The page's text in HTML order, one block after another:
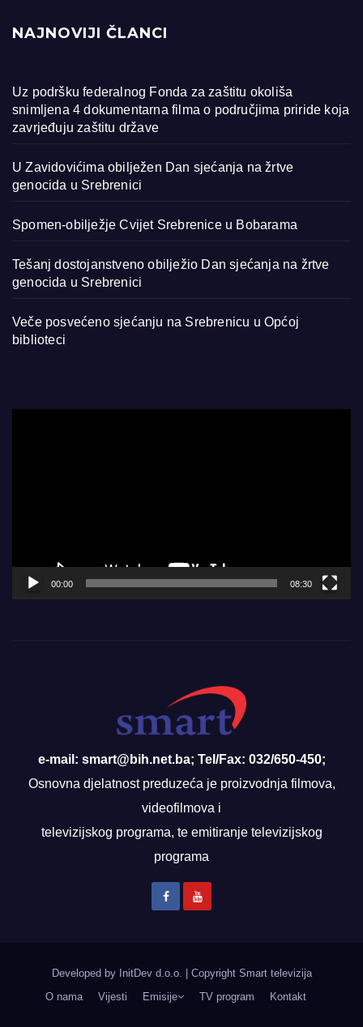
NAJNOVIJI ČLANCI
Uz podršku federalnog Fonda za zaštitu okoliša
snimljena 4 dokumentarna filma o područjima priride koja
zavrjeđuju zaštitu države
U Zavidovićima obilježen Dan sjećanja na žrtve
genocida u Srebrenici
Spomen-obilježje Cvijet Srebrenice u Bobarama
Tešanj dostojanstveno obilježio Dan sjećanja na žrtve
genocida u Srebrenici
Veče posvećeno sjećanju na Srebrenicu u Općoj
biblioteci
00:00 08:30
e-mail: smart@bih.net.ba; Tel/Fax: 032/650-450;
Osnovna djelatnost preduzeća je proizvodnja filmova,
videofilmova i
televizijskog programa, te emitiranje televizijskog
programa
Developed by InitDev d.o.o.
Copyright Smart televizija
O nama
Vijesti Emisije TV program Kontakt